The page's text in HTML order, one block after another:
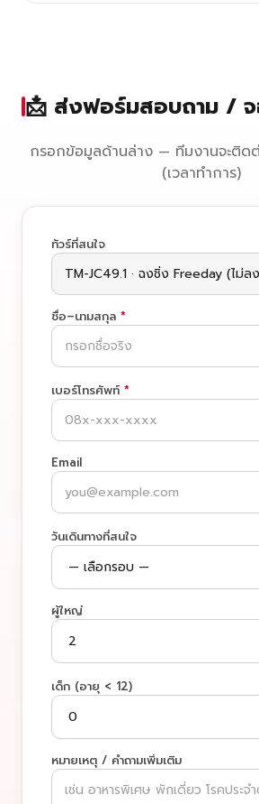
📩 ส่งฟอร์มสอบถาม /
กรอกข้อมูลด้านล่าง — ทีมงานจะติด
(เวลาทำการ)
ทัวร์ที่สนใจ
ชื่อ–นามสกุล *
เบอร์โทรศัพท์ *
Email
วันเดินทางที่สนใจ
ผู้ใหญ่
เด็ก (อายุ < 12)
หมายเหตุ / คำถามเพิ่มเติม